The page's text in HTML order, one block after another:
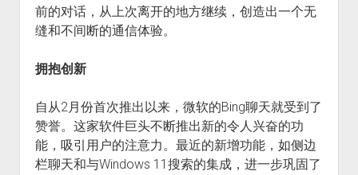
前的对话，从上次离开的地方继续，创造出一个无
缝和不间断的通信体验。
拥抱创新
自从2月份首次推出以来，微软的Bing聊天就受到了
赞誉。这家软件巨头不断推出新的令人兴奋的功
能，吸引用户的注意力。最近的新增功能，如侧边
栏聊天和与Windows 11搜索的集成，进一步巩固了